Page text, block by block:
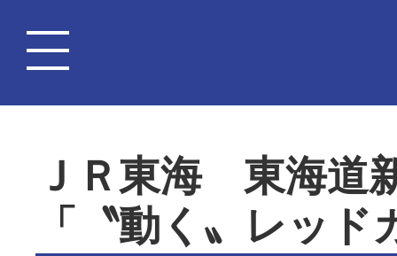
ＪＲ東海 東海道
「〝動く〟レッ